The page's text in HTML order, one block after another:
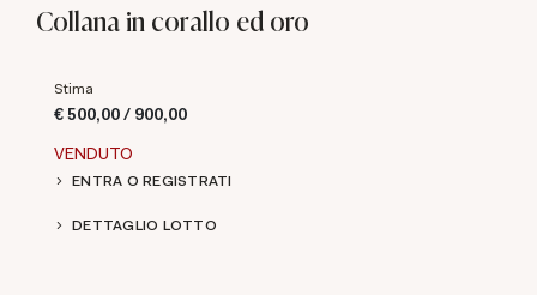
Collana in corallo ed oro
Stima
€ 500,00 / 900,00
VENDUTO
ENTRA O REGISTRATI
DETTAGLIO LOTTO